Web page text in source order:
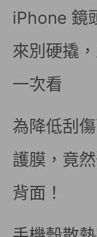
iPhone 鏡
來別硬撬
一次看
為降低刮
護膜，竟
背面！